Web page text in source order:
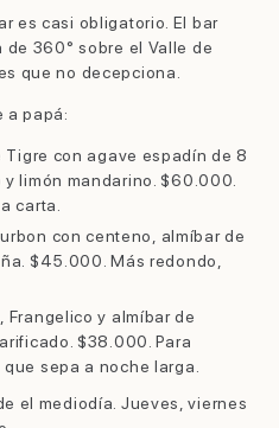
es casi obligatorio. El bar
360° sobre el Valle de
que no decepciona.
a papá:
Tigre con agave espadín de 8
limón mandarino. $60.000.
carta.
con centeno, almíbar de
$45.000. Más redondo,
Frangelico y almíbar de
$38.000. Para
sepa a noche larga.
el mediodía. Jueves, viernes